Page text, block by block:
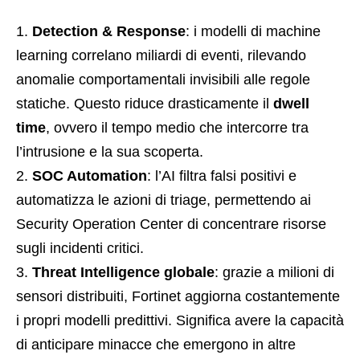
Detection & Response: i modelli di machine
learning correlano miliardi di eventi, rilevando
anomalie comportamentali invisibili alle regole
statiche. Questo riduce drasticamente il dwell
time, ovvero il tempo medio che intercorre tra
l’intrusione e la sua scoperta.
SOC Automation: l’AI filtra falsi positivi e
automatizza le azioni di triage, permettendo ai
Security Operation Center di concentrare risorse
sugli incidenti critici.
Threat Intelligence globale: grazie a milioni di
sensori distribuiti, Fortinet aggiorna costantemente
i propri modelli predittivi. Significa avere la capacità
di anticipare minacce che emergono in altre